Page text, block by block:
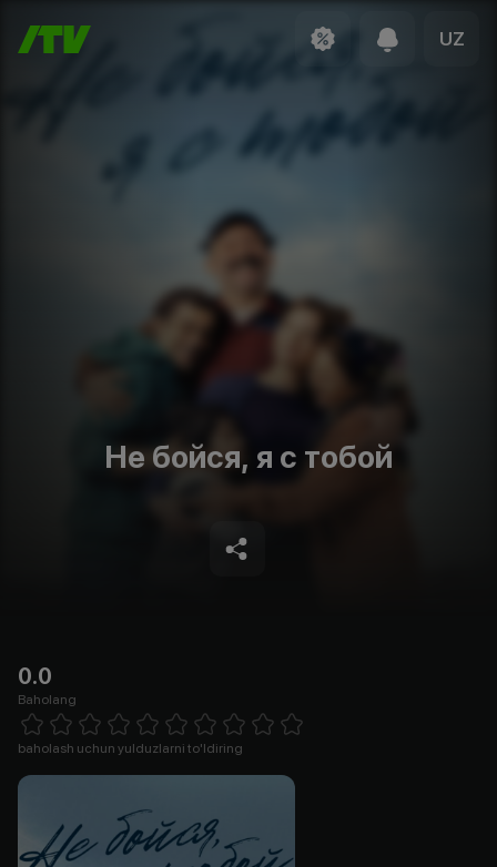
UZ
Не бойся, я с тобой
0.0
Baholang
1 Star 2 Stars 3 Stars 4 Stars5 Stars 6 Stars7 Stars8 Stars
baholash uchun yulduzlarni to'ldiring